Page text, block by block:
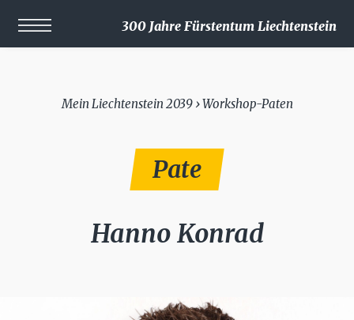
300 Jahre Fürstentum Liechtenstein
Mein Liechtenstein 2039 › Workshop-Paten
Pate
Hanno Konrad